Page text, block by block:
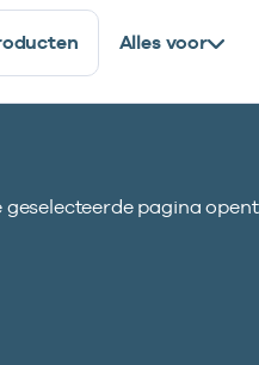
Alles voor
geselecteerde pagina